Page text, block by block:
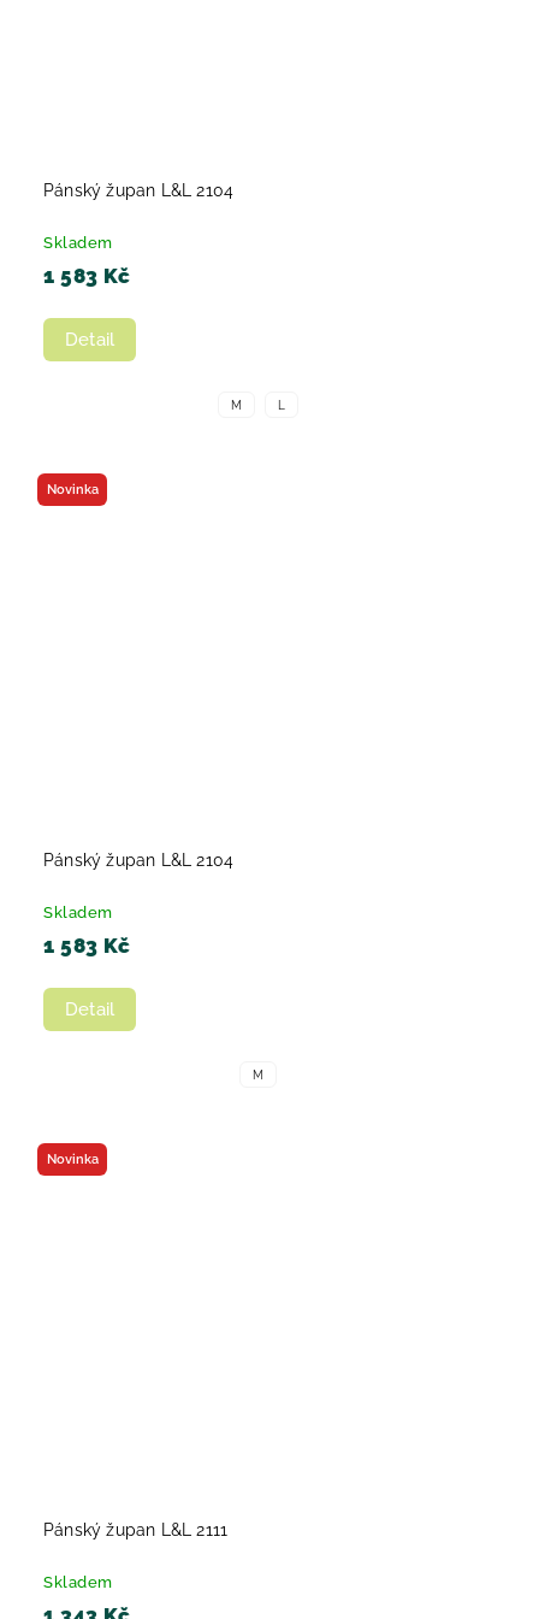
Pánský župan L&L 2104
Skladem
1 583 Kč
Detail
M
Novinka
Pánský župan L&L 2104
Skladem
1 583 Kč
Detail
M
Novinka
Pánský župan L&L 2111
Skladem